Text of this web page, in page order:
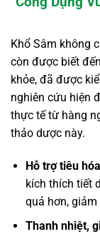
Khổ Sâm không
còn được biết
khỏe, đã được
nghiên cứu hiện
thực tế từ hàng
thảo dược này.
Hỗ trợ tiêu
kích thích tiết
quả hơn,
Thanh nhiệt,